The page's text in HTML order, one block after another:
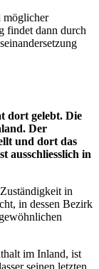
möglicher
findet dann durch
dort gelebt. Die
Der
und dort das
ausschliesslich in
in
in dessen Bezirk
im Inland, ist
seinen letzten